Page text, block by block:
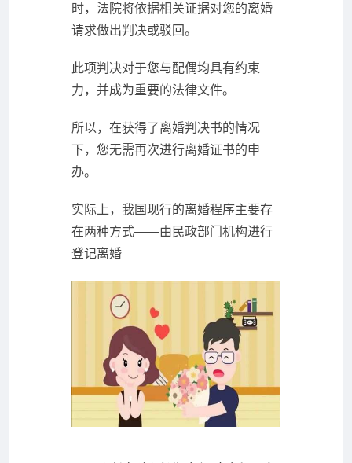
时，法院将依据相关证据对您的离婚
请求做出判决或驳回。
此项判决对于您与配偶均具有约束
力，并成为重要的法律文件。
所以，在获得了离婚判决书的情况
下，您无需再次进行离婚证书的申
办。
实际上，我国现行的离婚程序主要存
在两种方式——由民政部门机构进行
登记离婚